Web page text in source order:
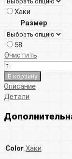
Хаки
Размер
58
Очистить
В корзину
Описание
Детали
Color Хаки